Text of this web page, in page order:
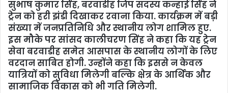
सुभाष कुमार सिंह, बरवाडीह जिप सदस्य कन्हाई सिंह ने
ट्रेन को हरी झंडी दिखाकर रवाना किया. कार्यक्रम में बड़ी
संख्या में जनप्रतिनिधि और स्थानीय लोग शामिल हुए.
इस मौके पर सांसद कालीचरण सिंह ने कहा कि यह ट्रेन
सेवा बरवाडीह समेत आसपास के स्थानीय लोगों के लिए
वरदान साबित होगी. उन्होंने कहा कि इससे न केवल
यात्रियों को सुविधा मिलेगी बल्कि क्षेत्र के आर्थिक और
सामाजिक विकास को भी गति मिलेगी.